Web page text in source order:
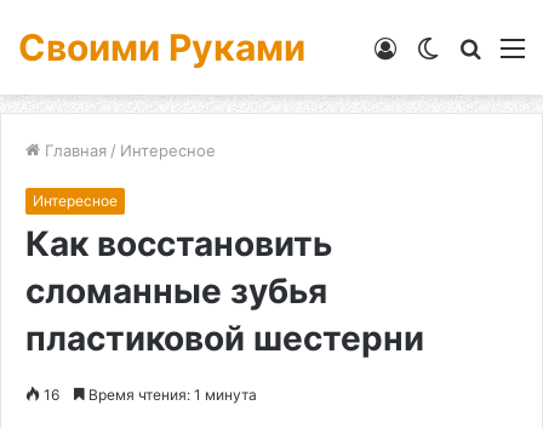
Своими Руками
Switch
Войти
Главная / Интересное
Интересное
Как восстановить
сломанные зубья
пластиковой шестерни
16 Время чтения: 1 минута